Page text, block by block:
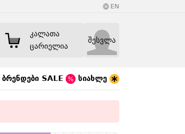
EN
კალათა
ცარიელია
შესვლა
ბრენდები SALE სიახლე